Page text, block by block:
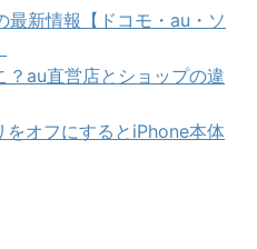
新情報【ドコモ・au・ソ
au直営店とショップの違
オフにするとiPhone本体